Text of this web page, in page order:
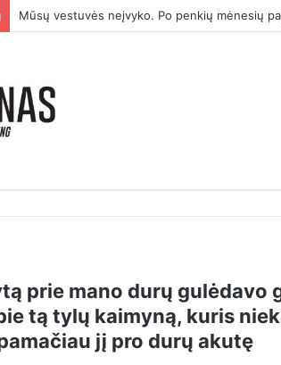
– Tu ją įsivaikinai tik tam, kad atimtum iš
prie mano durų gulėdavo
tą tylų kaimyną, kuris
jį pro durų akutę